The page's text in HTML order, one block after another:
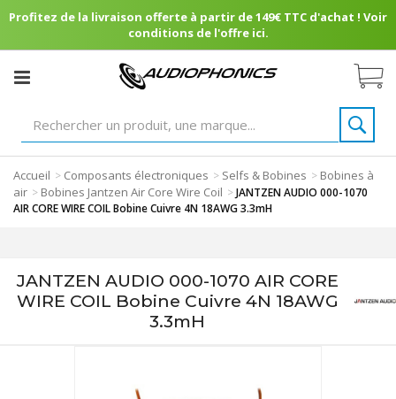
Profitez de la livraison offerte à partir de 149€ TTC d'achat ! Voir
conditions de l'offre ici.
Accueil > Composants électroniques > Selfs & Bobines > Bobines à
air > Bobines Jantzen Air Core Wire Coil >JANTZEN AUDIO 000-1070
AIR CORE WIRE COIL Bobine Cuivre 4N 18AWG 3.3mH
JANTZEN AUDIO 000-1070 AIR CORE
WIRE COIL Bobine Cuivre 4N 18AWG
3.3mH